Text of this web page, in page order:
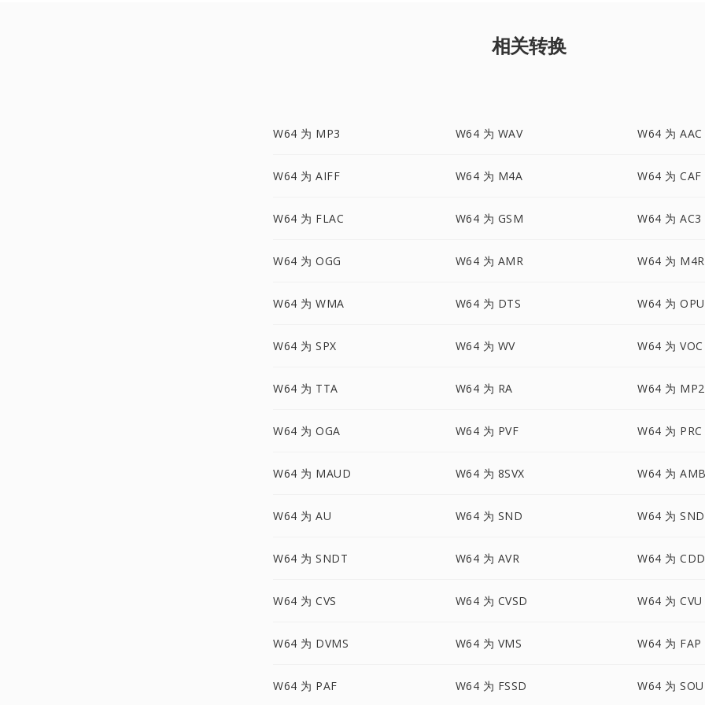
相关转换
W64 为 MP3 W64 为 WAV W64 为 AAC
W64 为 AIFF W64 为 M4A W64 为 CAF
W64 为 FLAC W64 为 GSM W64 为 AC3
W64 为 OGG W64 为 AMR W64 为 M4R
W64 为 WMA W64 为 DTS W64 为
W64 为 SPX W64 为 WV W64 为 VOC
W64 为 TTA W64 为 RA W64 为 MP2
W64 为 OGA W64 为 PVF W64 为 PRC
W64 为 MAUD W64 为 8SVX W64 为
W64 为 AU W64 为 SND W64 为
W64 为 SNDT W64 为 AVR W64 为
W64 为 CVS W64 为 CVSD W64 为 CVU
W64 为 DVMS W64 为 VMS W64 为 FAP
W64 为 PAF W64 为 FSSD W64 为 SOU